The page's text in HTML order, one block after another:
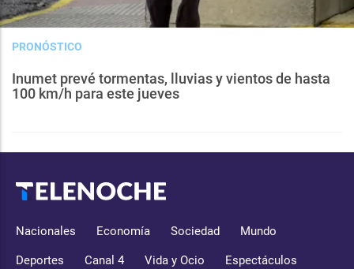
PRONÓSTICO
Inumet prevé tormentas, lluvias y vientos de hasta
100 km/h para este jueves
Nacionales Economía Sociedad Mundo
Deportes Canal 4 Vida y Ocio Espectáculos